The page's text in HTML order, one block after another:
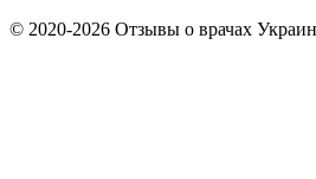
© 2020-2026 Отзывы о врачах